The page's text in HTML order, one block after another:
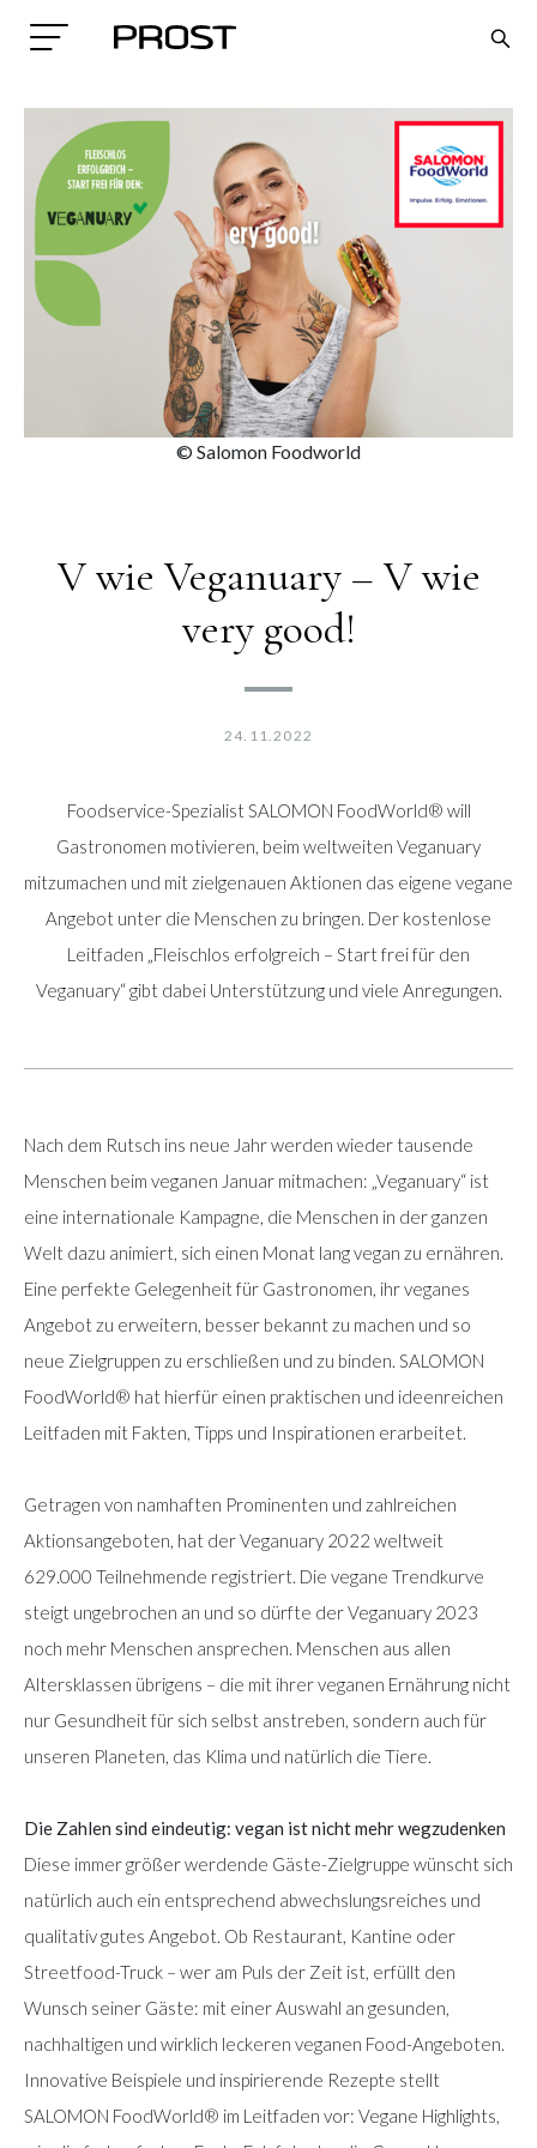
Search
© Salomon Foodworld
V wie Veganuary – V wie
very good!
24.11.2022
Foodservice-Spezialist SALOMON FoodWorld® will
Gastronomen motivieren, beim weltweiten Veganuary
mitzumachen und mit zielgenauen Aktionen das eigene vegane
Angebot unter die Menschen zu bringen. Der kostenlose
Leitfaden „Fleischlos erfolgreich – Start frei für den
Veganuary“ gibt dabei Unterstützung und viele Anregungen.
Nach dem Rutsch ins neue Jahr werden wieder tausende
Menschen beim veganen Januar mitmachen: „Veganuary“ ist
eine internationale Kampagne, die Menschen in der ganzen
Welt dazu animiert, sich einen Monat lang vegan zu ernähren.
Eine perfekte Gelegenheit für Gastronomen, ihr veganes
Angebot zu erweitern, besser bekannt zu machen und so
neue Zielgruppen zu erschließen und zu binden. SALOMON
FoodWorld® hat hierfür einen praktischen und ideenreichen
Leitfaden mit Fakten, Tipps und Inspirationen erarbeitet.
Getragen von namhaften Prominenten und zahlreichen
Aktionsangeboten, hat der Veganuary 2022 weltweit
629.000 Teilnehmende registriert. Die vegane Trendkurve
steigt ungebrochen an und so dürfte der Veganuary 2023
noch mehr Menschen ansprechen. Menschen aus allen
Altersklassen übrigens – die mit ihrer veganen Ernährung nicht
nur Gesundheit für sich selbst anstreben, sondern auch für
unseren Planeten, das Klima und natürlich die Tiere.
Die Zahlen sind eindeutig: vegan ist nicht mehr wegzudenken
Diese immer größer werdende Gäste-Zielgruppe wünscht sich
natürlich auch ein entsprechend abwechslungsreiches und
qualitativ gutes Angebot. Ob Restaurant, Kantine oder
Streetfood-Truck – wer am Puls der Zeit ist, erfüllt den
Wunsch seiner Gäste: mit einer Auswahl an gesunden,
nachhaltigen und wirklich leckeren veganen Food-Angeboten.
Innovative Beispiele und inspirierende Rezepte stellt
SALOMON FoodWorld® im Leitfaden vor: Vegane Highlights,